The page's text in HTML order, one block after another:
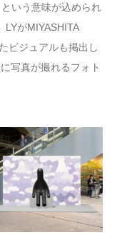
いう意味が込められ
LYがMIYASHITA
ビジュアルも掲出し
写真が撮れるフォト